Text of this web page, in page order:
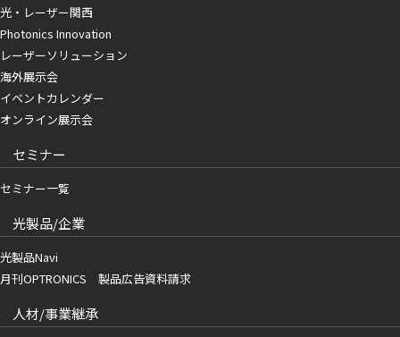
光・レーザー関西
Photonics Innovation
レーザーソリューション
海外展示会
イベントカレンダー
オンライン展示会
セミナー
セミナー一覧
光製品/企業
光製品Navi
月刊OPTRONICS 製品広告資料請求
人材/事業継承